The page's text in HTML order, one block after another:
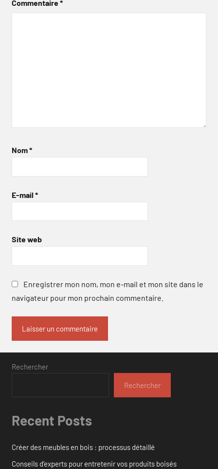
Commentaire*
Nom*
E-mail *
Site web
Enregistrer mon nom, mon e-mail et mon site dans le
navigateur pour mon prochain commentaire.
Rechercher
Rechercher
Recent Posts
Créer des meubles en bois : processus détaillé
Conseils d’experts pour entretenir vos produits boisés